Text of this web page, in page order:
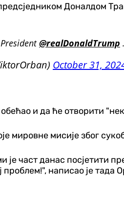
Доналдом
@realDonaldTrump
October 31,
и да ће отворити
мировне мисије због
је част данас посјетити
проблем!", написао је тада